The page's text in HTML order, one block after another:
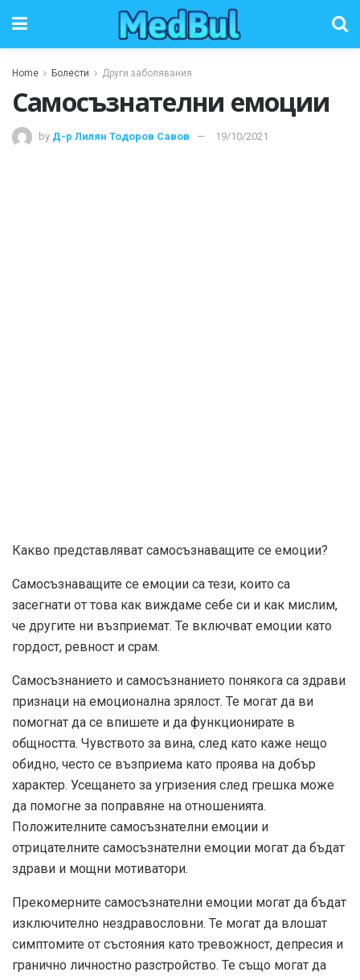
Home Болести Други заболявания
Самосъзнателни емоции
by Д-р Лилян Тодоров Савов 19/10/2021
Какво представляват самосъзнаващите се емоции?
Самосъзнаващите се емоции са тези, които са
засегнати от това как виждаме себе си и как мислим,
че другите ни възприемат. Те включват емоции като
гордост, ревност и срам.
Самосъзнанието и самосъзнанието понякога са здрави
признаци на емоционална зрялост. Те могат да ви
помогнат да се впишете и да функционирате в
общността. Чувството за вина, след като каже нещо
обидно, често се възприема като проява на добър
характер. Усещането за угризения след грешка може
да помогне за поправяне на отношенията.
Положителните самосъзнателни емоции и
отрицателните самосъзнателни емоции могат да бъдат
здрави и мощни мотиватори.
Прекомерните самосъзнателни емоции могат да бъдат
изключително нездравословни. Те могат да влошат
симптомите от състояния като тревожност, депресия и
гранично личностно разстройство. Те също могат да